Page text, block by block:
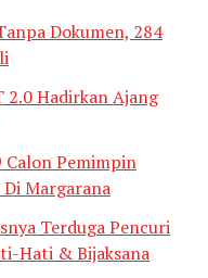
Dokumen, 284
2.0 Hadirkan Ajang
Calon Pemimpin
Margarana
Terduga Pencuri
Hati & Bijaksana